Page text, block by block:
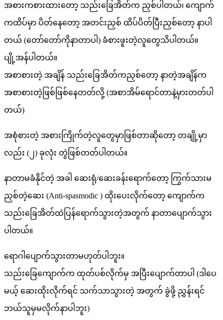
အစားကစားထားတော့ သည်းခြေအိတ်က ညှစ်ပါတယ်၊ ကျောက်
ကထိပ်မှာ ပိတ်နေတော့ အတင်းညှစ် ထိပ်ပိတ်ပြီးညှစ်တော့ နာပါ
တယ် (တော်တော်ကိုနာတာပါ) ခံစားဖူးတဲ့လူတွေသိပါတယ်။
ပျို့အန်ပါတယ်။
အစာစားတဲ့ အချိန် သည်းခြေအိတ်ကညှစ်တော့ နာတဲ့အချိန်က
အစာစားတဲ့ဖြစ်ဖြစ်နေတတ်လို့ (အစာအိမ်ရောင်တာနဲ့မှားတတ်ပါ
တယ်)
အစုံစားတဲ့ အစားကြိုက်တဲ့လူတွေမှာဖြစ်တာဆိုတော့ တချို့မှာ
လည်း (၂) ခုလုံး တွဲဖြစ်တတ်ပါတယ်။
နာတာမခံနိုင်တဲ့ အခါ ဆေးရုံ/ဆေးခန်းရောက်တော့ ကြွက်သားမ
ညှစ်တဲ့ဆေး (Anti-spasmodic ) ထိုးပေးလိုက်တော့ ကျောက်က
သည်းခြေအိတ်ထဲပြန်ရောက်သွားတဲ့အတွက် နာတာပျောက်သွား
ပါတယ်။
ရောဂါပျောက်သွားတာမဟုတ်ပါဘူး။
သည်းခြေကျောက်က ထုတ်ပစ်လိုက်မှ အပြီးပျောက်တာပါ (ဒါပေ
မယ့် ဆေးထိုးလိုက်ရင် သက်သာသွားတဲ့ အတွက် ခွဲဖို့ ညွှန်းရင်
ဘယ်သူမှမလိုက်နာပါဘူး)